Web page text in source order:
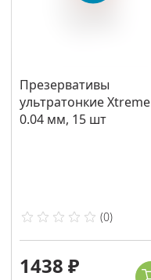
Презервативы
ультратонкие Xtreme
0.04 мм, 15 шт
(0)
1438 ₽